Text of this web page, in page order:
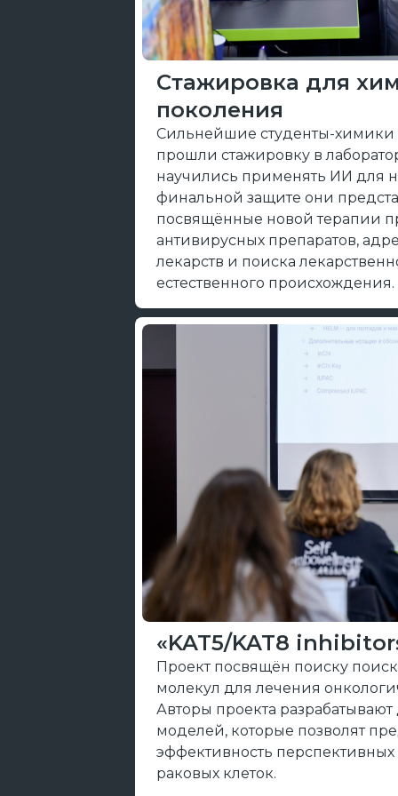
Стажировка для
поколения
Сильнейшие студенты-химики
прошли стажировку в
научились применять ИИ для
финальной защите они
посвящённые новой терапии
антивирусных препаратов,
лекарств и поиска
естественного происхождения.
«KAT5/KAT8
Проект посвящён поиску
молекул для лечения
Авторы проекта разрабатывают
моделей, которые позволят
эффективность
раковых клеток.